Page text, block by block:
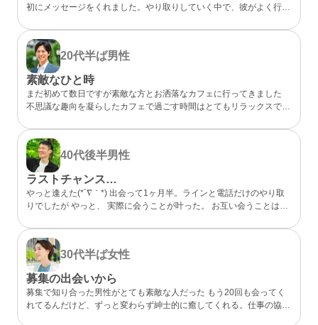
初にメッセージをくれました。やり取りしていく中で、彼がよく行く
となく気になるところが一緒だったので、私的には今までになくメッ
セージが盛り上がり嬉しかったです。 カフェに誘ってもらい、実際
にお会いするととっても話しやすくて、時間があっという間。 少し
年上でしたが、気を使わずに話せる感じが心地よくて、「また会いた
いな」と素直に伝えました。彼のちょっと嬉しそうな顔をみたら、思
わずドキドキしました。 成功談でいいのか…まだどうなるかはわか
らないけど、出会えてよかったと思える人になりました。
20代半ば男性
素敵なひと時
まだ初めて数日ですが素敵な方とお洒落なカフェに行ってきました
不思議な趣向を凝らしたカフェで過ごす時間はとてもリラックスでき
もお互い良い出会いを探したいですね
40代後半男性
ラストチャンス…
やっと逢えた(*´∇｀*) 出会って1ヶ月半。ラインと電話だけのやり取
りでしたが やっと、 実際に会うことが叶った。 お互い会うことは諦
の可愛い、 メガネの似合う、 タイプの方でした。 ホント、大切にし
たいと思った。 また会う約束もできた。 こんな僕と… ありがとう(*
´∇｀*)
30代半ば女性
募集の出会いから
募集で知り合った男性がとても素敵な人だった もう20回も会ってく
れてるんだけど、ずっと変わらず紳士的に癒してくれる。仕事の協力